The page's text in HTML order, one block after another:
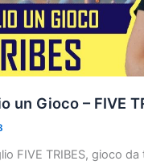
un Gioco – FIVE
FIVE TRIBES, gioco da